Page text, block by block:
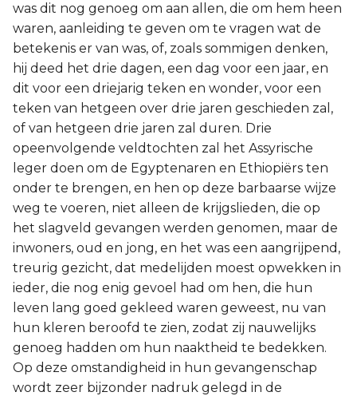
was dit nog genoeg om aan allen, die om hem heen
waren, aanleiding te geven om te vragen wat de
betekenis er van was, of, zoals sommigen denken,
hij deed het drie dagen, een dag voor een jaar, en
dit voor een driejarig teken en wonder, voor een
teken van hetgeen over drie jaren geschieden zal,
of van hetgeen drie jaren zal duren. Drie
opeenvolgende veldtochten zal het Assyrische
leger doen om de Egyptenaren en Ethiopiërs ten
onder te brengen, en hen op deze barbaarse wijze
weg te voeren, niet alleen de krijgslieden, die op
het slagveld gevangen werden genomen, maar de
inwoners, oud en jong, en het was een aangrijpend,
treurig gezicht, dat medelijden moest opwekken in
ieder, die nog enig gevoel had om hen, die hun
leven lang goed gekleed waren geweest, nu van
hun kleren beroofd te zien, zodat zij nauwelijks
genoeg hadden om hun naaktheid te bedekken.
Op deze omstandigheid in hun gevangenschap
wordt zeer bijzonder nadruk gelegd in de